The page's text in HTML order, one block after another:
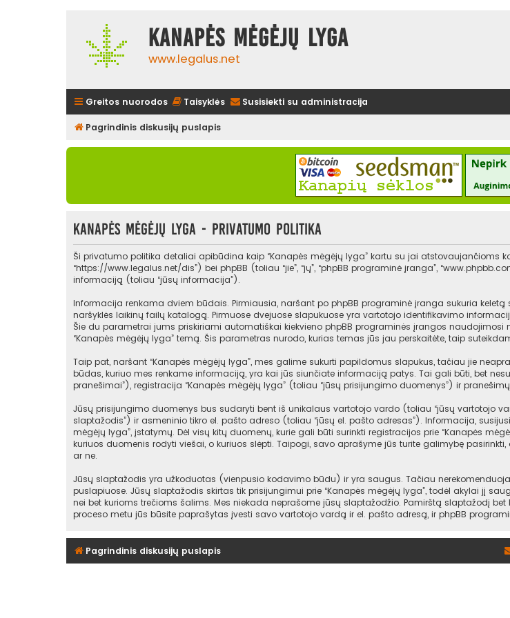
Kanapės mėgėjų lyga
www.legalus.net
Greitos nuorodos Taisyklės Susisiekti su administracija
Pagrindinis diskusijų puslapis
Kanapės mėgėjų lyga - Privatumo politika
Ši privatumo politika detaliai apibūdina kaip “Kanapės mėgėjų lyga” kartu su jai atstovaujančioms
“https://www.legalus.net/dis”) bei phpBB (toliau “jie”, “jų”, “phpBB programinė įranga”,
informaciją (toliau “jūsų informacija”).
Informacija renkama dviem būdais. Pirmiausia, naršant po phpBB programinė įranga sukuria
naršyklės laikinų failų katalogą. Pirmuose dvejuose slapukuose yra vartotojo identifikavimo
Šie du parametrai jums priskiriami automatiškai kiekvieno phpBB programinės įrangos
“Kanapės mėgėjų lyga” temą. Šis parametras nurodo, kurias temas jūs jau perskaitėte, taip
Taip pat, naršant “Kanapės mėgėjų lyga”, mes galime sukurti papildomus slapukus, tačiau jie
būdas, kuriuo mes renkame informaciją, yra kai jūs siunčiate informaciją patys. Tai gali būti, bet
pranešimai”), registracija “Kanapės mėgėjų lyga” (toliau “jūsų prisijungimo duomenys”) ir
Jūsų prisijungimo duomenys bus sudaryti bent iš unikalaus vartotojo vardo (toliau “jūsų vartotojo
slaptažodis”) ir asmeninio tikro el. pašto adreso (toliau “jūsų el. pašto adresas”). Informacija,
mėgėjų lyga”, įstatymų. Dėl visų kitų duomenų, kurie gali būti surinkti registracijos prie “Kanapės
kuriuos duomenis rodyti viešai, o kuriuos slėpti. Taipogi, savo aprašyme jūs turite galimybę
ar ne.
Jūsų slaptažodis yra užkoduotas (vienpusio kodavimo būdu) ir yra saugus. Tačiau
puslapiuose. Jūsų slaptažodis skirtas tik prisijungimui prie “Kanapės mėgėjų lyga”, todėl akylai jį
nei bet kurioms trečioms šalims. Mes niekada neprašome jūsų slaptažodžio. Pamirštą slaptažodį
proceso metu jūs būsite paprašytas įvesti savo vartotojo vardą ir el. pašto adresą, ir phpBB
Pagrindinis diskusijų puslapis